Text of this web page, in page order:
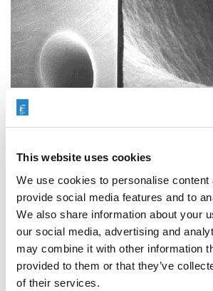
This website uses cookies
We use cookies to personalise content
provide social media features and to
We also share information about your
our social media, advertising and
may combine it with other information
provided to them or that they’ve
of their services.
Besonderheiten von MICROFLOW TEST:
Als Einzelmaschine geringerer Platzbedarf
anderen vollautomatischen Systemen zur
Je nach Produktionsanforderungen
Zuverlässigkeit und Präzision mit einer
bedienen ist.
Aufrechterhaltung einer Wiederholbarkeit